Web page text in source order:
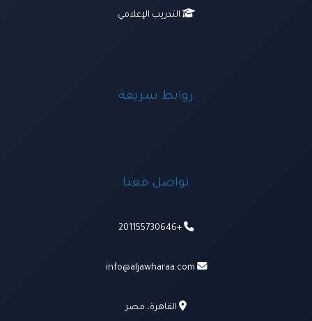
التدريب الإعلامي
روابط سريعة
تواصل معنا
+201155730646
info@aljawharaa.com
القاهرة، مصر